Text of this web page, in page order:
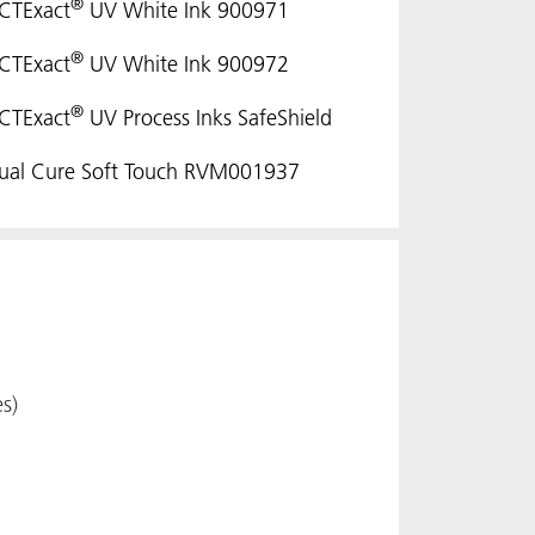
UV White Ink 900971
® UV White Ink 900972
® UV Process Inks SafeShield
Cure Soft Touch RVM001937